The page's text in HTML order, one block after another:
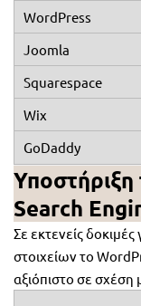
Search
Σε εκτενείς
στοιχείων το
αξιόπιστο σε σχέση